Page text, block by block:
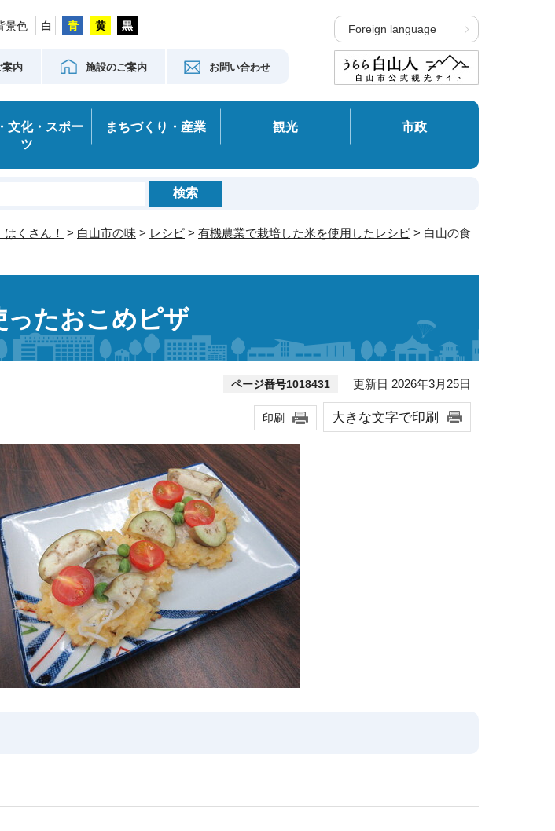
景色
案内 施設のご案内 お問い合わせ
Foreign language
文化・スポー
ツ
まちづくり・産業 観光 市政
くさん！ > 白山市の味 > レシピ > 有機農業で栽培した米を使用したレシピ > 白山の食
ったおこめピザ
ページ番号1018431 更新日 2026年3月25日
印刷 大きな文字で印刷